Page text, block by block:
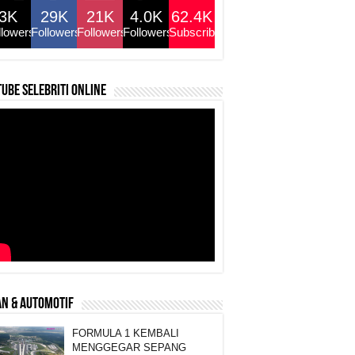
29K
Followers
21K
Followers
4.0K
Followers
62.4K
Subscribers
selebriti online
& AUTOMOTIF
FORMULA 1 KEMBALI
MENGGEGAR SEPANG